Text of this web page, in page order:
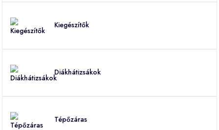
Kiegészítők
Diákhátizsákok
Tépőzáras